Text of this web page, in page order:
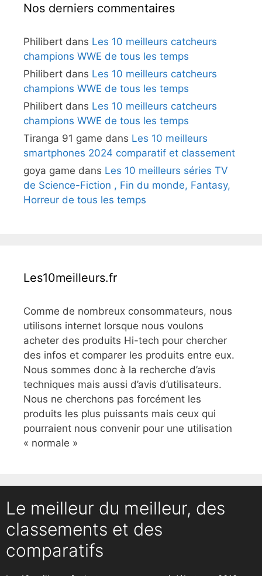
Nos derniers commentaires
Philibert dans Les 10 meilleurs catcheurs
champions WWE de tous les temps
Philibert dans Les 10 meilleurs catcheurs
champions WWE de tous les temps
Philibert dans Les 10 meilleurs catcheurs
champions WWE de tous les temps
Tiranga 91 game dans Les 10 meilleurs
smartphones 2024 comparatif et classement
goya game dans Les 10 meilleurs séries TV
de Science-Fiction , Fin du monde, Fantasy,
Horreur de tous les temps
Les10meilleurs.fr
Comme de nombreux consommateurs, nous
utilisons internet lorsque nous voulons
acheter des produits Hi-tech pour chercher
des infos et comparer les produits entre eux.
Nous sommes donc à la recherche d’avis
techniques mais aussi d’avis d’utilisateurs.
Nous ne cherchons pas forcément les
produits les plus puissants mais ceux qui
pourraient nous convenir pour une utilisation
« normale »
Le meilleur du meilleur, des
classements et des
comparatifs